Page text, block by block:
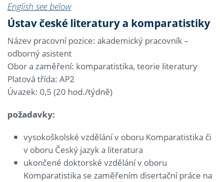
English see below
Ústav české literatury a komparatistiky
Název pracovní pozice: akademický pracovník –
odborný asistent
Obor a zaměření: komparatistika, teorie literatury
Platová třída: AP2
Úvazek: 0,5 (20 hod./týdně)
požadavky:
vysokoškolské vzdělání v oboru Komparatistika či
v oboru Český jazyk a literatura
ukončené doktorské vzdělání v oboru
Komparatistika se zaměřením disertační práce na